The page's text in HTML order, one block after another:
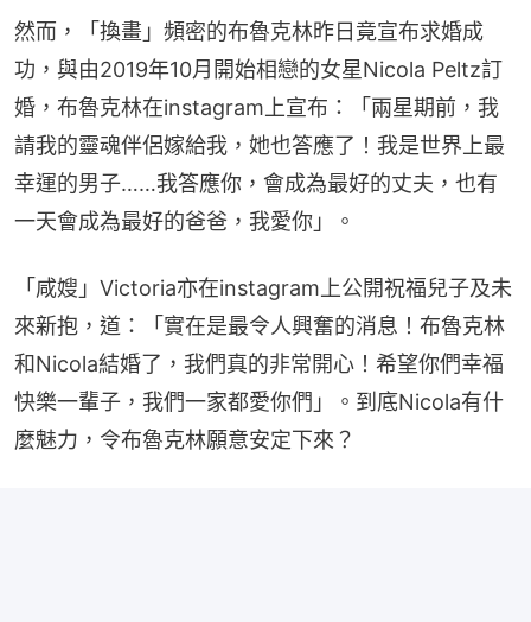
然而，「換畫」頻密的布魯克林昨日竟宣布求婚成
功，與由2019年10月開始相戀的女星Nicola Peltz訂
婚，布魯克林在instagram上宣布：「兩星期前，我
請我的靈魂伴侶嫁給我，她也答應了！我是世界上最
幸運的男子……我答應你，會成為最好的丈夫，也有
一天會成為最好的爸爸，我愛你」。
「咸嫂」Victoria亦在instagram上公開祝福兒子及未
來新抱，道：「實在是最令人興奮的消息！布魯克林
和Nicola結婚了，我們真的非常開心！希望你們幸福
快樂一輩子，我們一家都愛你們」。到底Nicola有什
麼魅力，令布魯克林願意安定下來？